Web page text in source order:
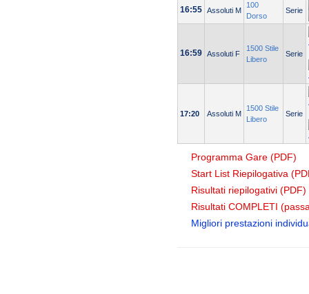
16:55 Assoluti M
100
Dorso
Serie
16:59 Assoluti F
1500 Stile
Libero
Serie
17:20 Assoluti M
1500 Stile
Libero
Serie
Programma Gare (PDF)
Start List Riepilogativa
Risultati riepilogativi (PDF)
Risultati COMPLETI
Migliori prestazioni